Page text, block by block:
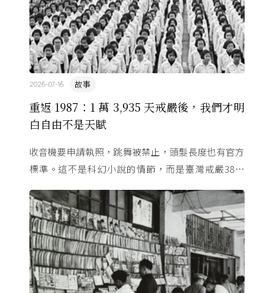
重返 1987：1 萬 3,935 天戒嚴後，我們才明
白自由不是天賦
故事
2026-07-16
收音機要申請執照，跳舞被禁止，頭髮長度也有官方
標準。這不是科幻小說的情節，而是臺灣戒嚴38年
嚴令，這段歷 ...